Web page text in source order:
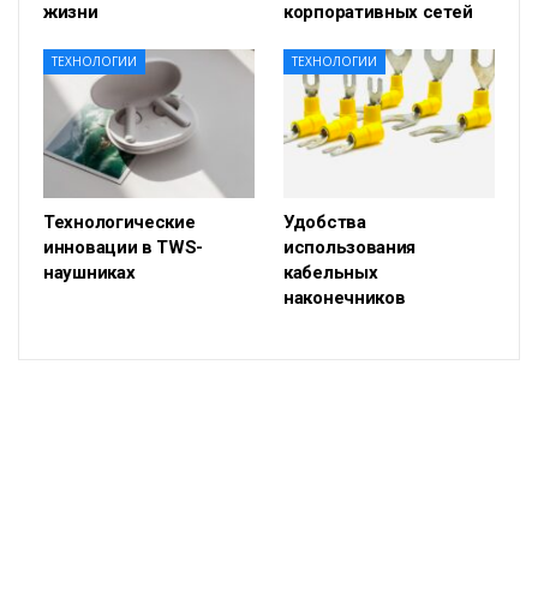
жизни
корпоративных сетей
ТЕХНОЛОГИИ
Технологические
инновации в TWS-
наушниках
ТЕХНОЛОГИИ
Удобства
использования
кабельных
наконечников